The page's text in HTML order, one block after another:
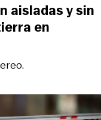
aisladas y sin
en